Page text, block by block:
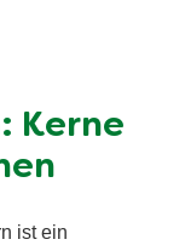
Kerne
ist ein